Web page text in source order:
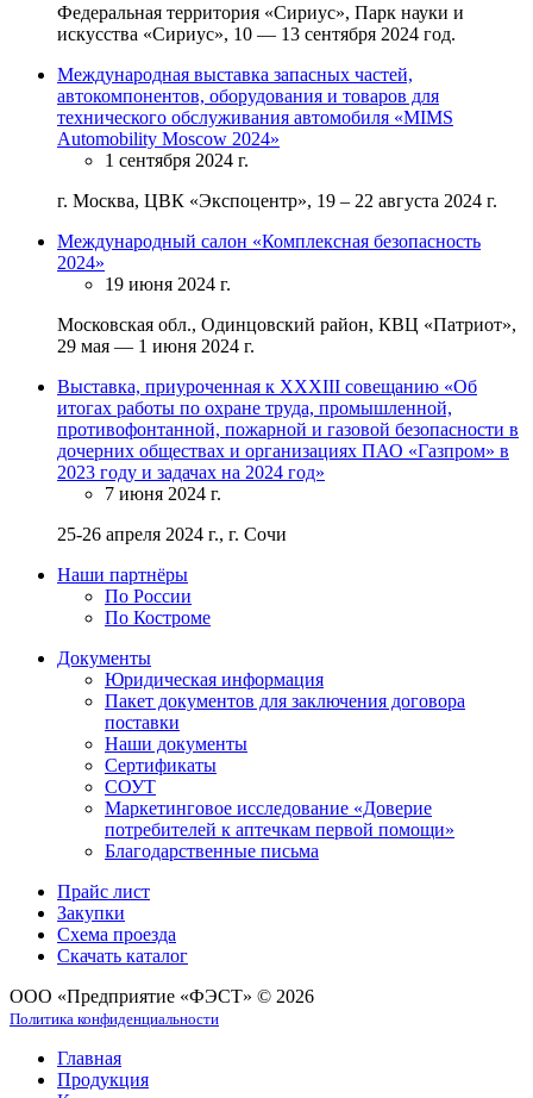
Федеральная территория «Сириус», Парк науки и
искусства «Сириус», 10 — 13 сентября 2024 год.
Международная выставка запасных частей,
автокомпонентов, оборудования и товаров для
технического обслуживания автомобиля «MIMS
Automobility Moscow 2024»
1 сентября 2024 г.
г. Москва, ЦВК «Экспоцентр», 19 – 22 августа 2024 г.
Международный салон «Комплексная безопасность
2024»
19 июня 2024 г.
Московская обл., Одинцовский район, КВЦ «Патриот»,
29 мая — 1 июня 2024 г.
Выставка, приуроченная к XXXIII совещанию «Об
итогах работы по охране труда, промышленной,
противофонтанной, пожарной и газовой безопасности в
дочерних обществах и организациях ПАО «Газпром» в
2023 году и задачах на 2024 год»
7 июня 2024 г.
25-26 апреля 2024 г., г. Сочи
Наши партнёры
По России
По Костроме
Документы
Юридическая информация
Пакет документов для заключения договора
поставки
Наши документы
Сертификаты
СОУТ
Маркетинговое исследование «Доверие
потребителей к аптечкам первой помощи»
Благодарственные письма
Прайс лист
Закупки
Схема проезда
Скачать каталог
ООО «Предприятие «ФЭСТ» © 2026
Политика конфиденциальности
Главная
Продукция